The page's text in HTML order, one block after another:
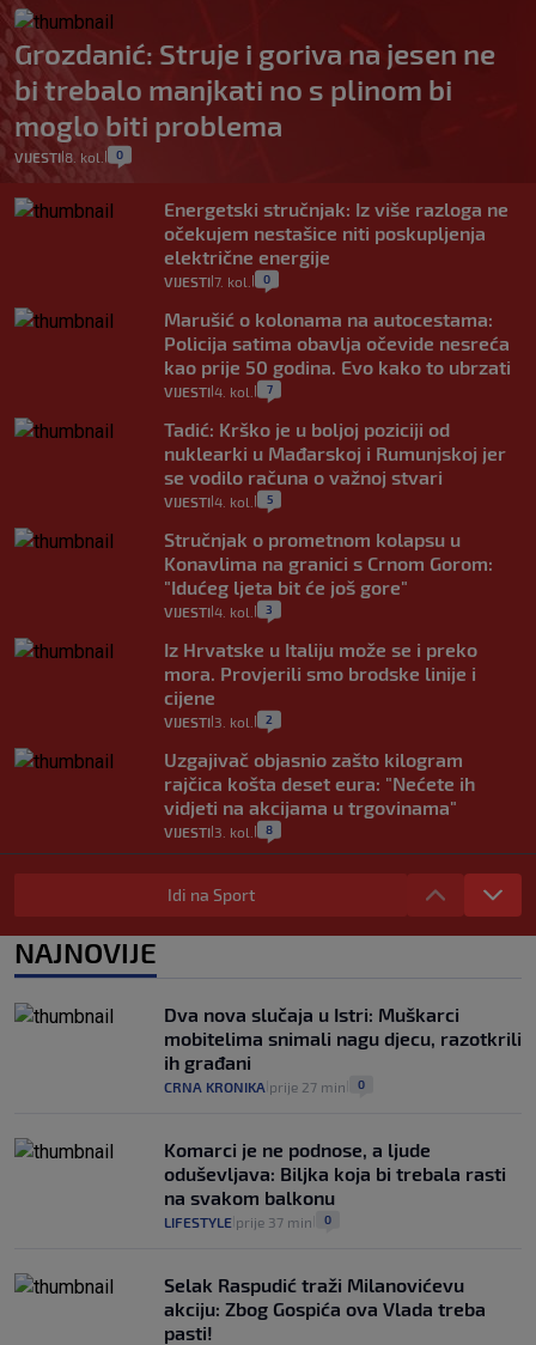
Grozdanić: Struje i goriva na jesen ne
bi trebalo manjkati no s plinom bi
moglo biti problema
VIJESTI| 8. kol. 0
Energetski stručnjak: Iz više razloga ne
očekujem nestašice niti poskupljenja
električne energije
VIJESTI 7. kol. 0
Marušić o kolonama na autocestama:
Policija satima obavlja očevide nesreća
kao prije 50 godina. Evo kako to ubrzati
VIJESTI 4. kol. 7
Tadić: Krško je u boljoj poziciji od
nuklearki u Mađarskoj i Rumunjskoj jer
se vodilo računa o važnoj stvari
VIJESTI 4. kol. 5
Stručnjak o prometnom kolapsu u
Konavlima na granici s Crnom Gorom:
"Idućeg ljeta bit će još gore"
VIJESTI 4. kol. 3
Iz Hrvatske u Italiju može se i preko
mora. Provjerili smo brodske linije i
cijene
VIJESTI 3. kol. 2
Uzgajivač objasnio zašto kilogram
rajčica košta deset eura: "Nećete ih
vidjeti na akcijama u trgovinama"
VIJESTI 3. kol. 8
Selidba je jedno od stresnijih iskustava.
Evo aktualnih cijena i nekoliko savjeta
0
automobilom na Hvar iz Zagreba, a
koliko iz Osijeka
14
Idi na Sport
NAJNOVIJE
Dva nova slučaja u Istri: Muškarci
mobitelima snimali nagu djecu, razotkrili
ih građani
CRNA KRONIKA prije 27 min 0
Komarci je ne podnose, a ljude
oduševljava: Biljka koja bi trebala rasti
na svakom balkonu
LIFESTYLE prije 37 min 0
Selak Raspudić traži Milanovićevu
akciju: Zbog Gospića ova Vlada treba
pasti!